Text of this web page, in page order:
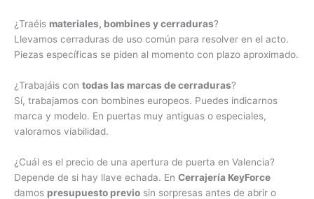
¿Traéis materiales, bombines y cerraduras?
Llevamos cerraduras de uso común para resolver en el acto.
Piezas específicas se piden al momento con plazo aproximado.
¿Trabajáis con todas las marcas de cerraduras?
Sí, trabajamos con bombines europeos. Puedes indicarnos
marca y modelo. En puertas muy antiguas o especiales,
valoramos viabilidad.
¿Cuál es el precio de una apertura de puerta en Valencia?
Depende de si hay llave echada. En Cerrajería KeyForce
damos presupuesto previo sin sorpresas antes de abrir o